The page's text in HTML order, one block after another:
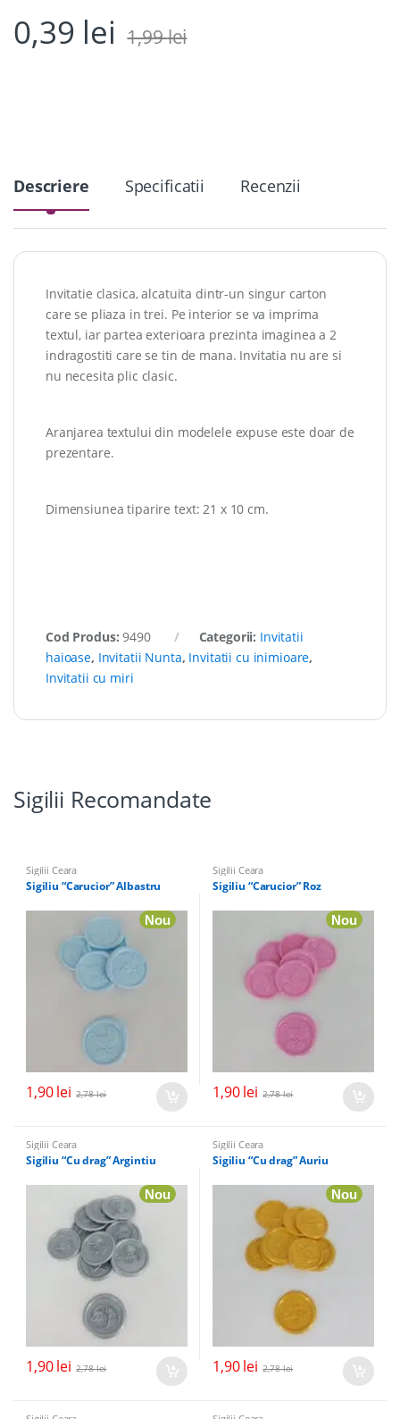
0,39 lei 1,99lei
Descriere Specificatii Recenzii
Invitatie clasica, alcatuita dintr-un singur carton
care se pliaza in trei. Pe interior se va imprima
textul, iar partea exterioara prezinta imaginea a 2
indragostiti care se tin de mana. Invitatia nu are si
nu necesita plic clasic.
Aranjarea textului din modelele expuse este doar de
prezentare.
Dimensiunea tiparire text: 21 x 10 cm.
Cod Produs:9490 Categorii: Invitatii
haioase, Invitatii Nunta, Invitatii cu inimioare,
Invitatii cu miri
Sigilii Recomandate
Sigilii Ceara
Sigiliu “Carucior” Albastru
Nou
1,90lei 2,78lei
Sigilii Ceara
Sigiliu “Carucior” Roz
Nou
1,90lei 2,78lei
Sigilii Ceara
Sigiliu “Cu drag” Argintiu
Nou
1,90lei 2,78lei
Sigilii Ceara
Sigiliu “Cu drag” Auriu
Nou
1,90lei 2,78lei